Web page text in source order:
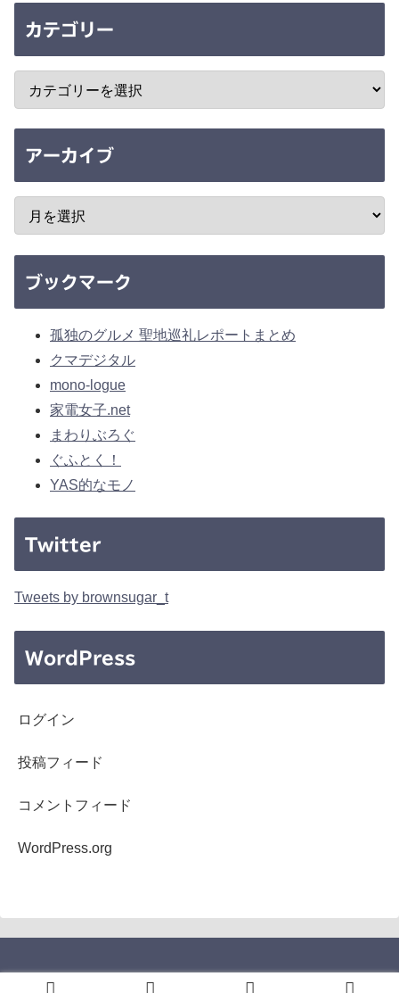
カテゴリー
アーカイブ
ブックマーク
孤独のグルメ 聖地巡礼レポートまとめ
クマデジタル
mono-logue
家電女子.net
まわりぶろぐ
ぐふとく！
YAS的なモノ
Twitter
Tweets by brownsugar_t
WordPress
ログイン
投稿フィード
コメントフィード
WordPress.org